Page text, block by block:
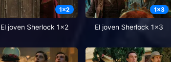
1x2
El joven Sherlock 1x2
1x3
El joven Sherlock 1x3